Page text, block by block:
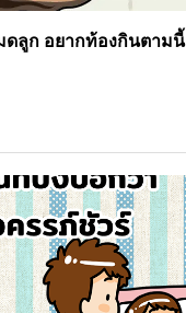
ดลูก อยากท้องกินตามนี้